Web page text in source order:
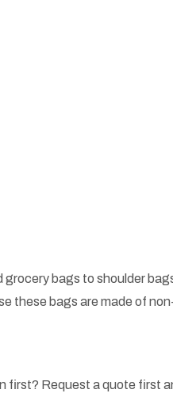
bags to shoulder
these bags are made of
Request a quote first